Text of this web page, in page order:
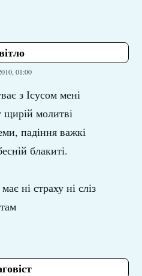
01:00
з Ісусом мені
щирій молитві
падіння важкі
блакиті.
ні страху ні сліз
там